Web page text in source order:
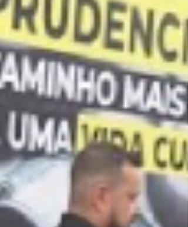
mensagem de texto, áudio, foto, vídeo e ligação
via WhatsApp, ocasiões como estacionamento
irregular, semáforos com defeito, falhas na
sinalização, acidentes e demais problemas de
mobilidade urbana. O atendimento func